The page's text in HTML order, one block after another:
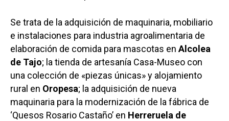
Se trata de la adquisición de maquinaria, mobiliario
e instalaciones para industria agroalimentaria de
elaboración de comida para mascotas en Alcolea
de Tajo; la tienda de artesanía Casa-Museo con
una colección de «piezas únicas» y alojamiento
rural en Oropesa; la adquisición de nueva
maquinaria para la modernización de la fábrica de
‘Quesos Rosario Castaño’ en Herreruela de